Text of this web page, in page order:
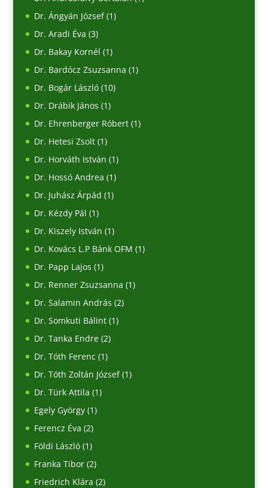
Dr. Ángyán József(1)
Dr. Aradi Éva (3)
Dr. Bakay Kornél (1)
Dr. Bardócz Zsuzsanna (1)
Dr. Bogár László(10)
Dr. Drábik János (1)
Dr. Ehrenberger Róbert(1)
Dr. Hetesi Zsolt(1)
Dr. Horváth István (1)
Dr. Hossó Andrea (1)
Dr. Juhász Árpád (1)
Dr. Kézdy Pál (1)
Dr. Kiszely István (1)
Dr. Kovács L.P Bánk OFM (1)
Dr. Papp Lajos (1)
Dr. Renner Zsuzsanna (1)
Dr. Salamin András (2)
Dr. Somkuti Bálint(1)
Dr. Tanka Endre(2)
Dr. Tóth Ferenc (1)
Dr. Tóth Zoltán József(1)
Dr. Türk Attila (1)
Egely György(1)
Ferencz Éva (2)
Földi László(1)
Franka Tibor(2)
Friedrich Klára (2)